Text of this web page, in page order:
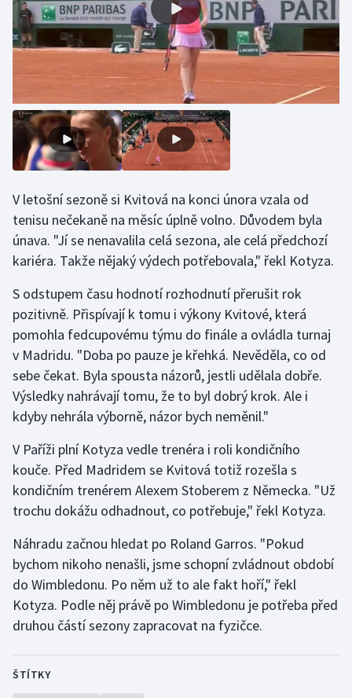
V letošní sezoně si Kvitová na konci února vzala od
tenisu nečekaně na měsíc úplně volno. Důvodem byla
únava. "Jí se nenavalila celá sezona, ale celá předchozí
kariéra. Takže nějaký výdech potřebovala," řekl Kotyza.
S odstupem času hodnotí rozhodnutí přerušit rok
pozitivně. Přispívají k tomu i výkony Kvitové, která
pomohla fedcupovému týmu do finále a ovládla turnaj
v Madridu. "Doba po pauze je křehká. Nevěděla, co od
sebe čekat. Byla spousta názorů, jestli udělala dobře.
Výsledky nahrávají tomu, že to byl dobrý krok. Ale i
kdyby nehrála výborně, názor bych neměnil."
V Paříži plní Kotyza vedle trenéra i roli kondičního
kouče. Před Madridem se Kvitová totiž rozešla s
kondičním trenérem Alexem Stoberem z Německa. "Už
trochu dokážu odhadnout, co potřebuje," řekl Kotyza.
Náhradu začnou hledat po Roland Garros. "Pokud
bychom nikoho nenašli, jsme schopní zvládnout období
do Wimbledonu. Po něm už to ale fakt hoří," řekl
Kotyza. Podle něj právě po Wimbledonu je potřeba před
druhou částí sezony zapracovat na fyzičce.
ŠTÍTKY